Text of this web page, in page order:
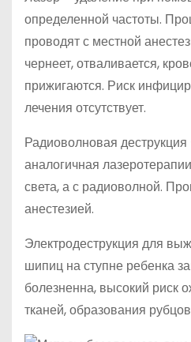
определенной частоты.
проводят с местной
чернеет, отваливается,
прижигаются. Риск
лечения отсутствует.
Радиоволновая
аналогичная
света, а с радиоволной.
анестезией.
Электродеструкция для
шипиц на ступне ребенка
болезненна, высокий риск
тканей, образования